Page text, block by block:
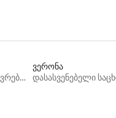
დასასვენებელი საცხოვრებლები
ვერონა